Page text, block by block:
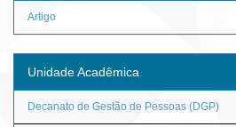
Artigo
Unidade Acadêmica
Decanato de Gestão de Pessoas (DGP)